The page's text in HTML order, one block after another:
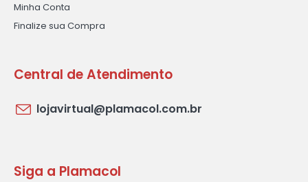
Minha Conta
Finalize sua Compra
Central de Atendimento
lojavirtual@plamacol.com.br
Siga a Plamacol